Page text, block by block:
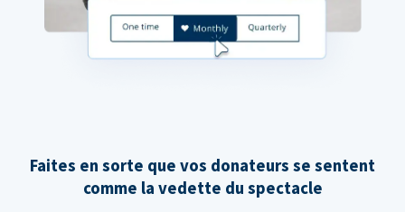
Faites en sorte que vos donateurs se sentent
comme la vedette du spectacle